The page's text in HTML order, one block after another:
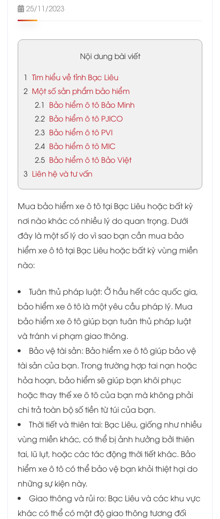
25/11/2023
Nội dung bài viết
1 Tìm hiểu về tỉnh Bạc Liêu
2 Một số sản phẩm bảo hiểm
2.1
Bảo hiểm ô tô Bảo Minh
2.2 Bảo hiểm ô tô PJICO
2.3 Bảo hiểm ô tô PVI
2.4 Bảo hiểm ô tô MIC
2.5 Bảo hiểm ô tô Bảo Việt
3 Liên hệ và tư vấn
Mua bảo hiểm xe ô tô tại Bạc Liêu hoặc bất kỳ
nơi nào khác có nhiều lý do quan trọng. Dưới
đây là một số lý do vì sao bạn cần mua bảo
hiểm xe ô tô tại Bạc Liêu hoặc bất kỳ vùng miền
nào:
Tuân thủ pháp luật: Ở hầu hết các quốc gia,
bảo hiểm xe ô tô là một yêu cầu pháp lý. Mua
bảo hiểm xe ô tô giúp bạn tuân thủ pháp luật
và tránh vi phạm giao thông.
Bảo vệ tài sản: Bảo hiểm xe ô tô giúp bảo vệ
tài sản của bạn. Trong trường hợp tai nạn hoặc
hỏa hoạn, bảo hiểm sẽ giúp bạn khôi phục
hoặc thay thế xe ô tô của bạn mà không phải
chi trả toàn bộ số tiền từ túi của bạn.
Thời tiết và thiên tai: Bạc Liêu, giống như nhiều
vùng miền khác, có thể bị ảnh hưởng bởi thiên
tai, lũ lụt, hoặc các tác động thời tiết khác. Bảo
hiểm xe ô tô có thể bảo vệ bạn khỏi thiệt hại do
những sự kiện này.
Giao thông và rủi ro: Bạc Liêu và các khu vực
khác có thể có mật độ giao thông tương đối